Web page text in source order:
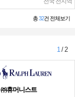
총32건 전체보기
1/ 2
㈜휴머니스트